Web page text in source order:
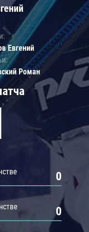
0
0
Евгений
Роман